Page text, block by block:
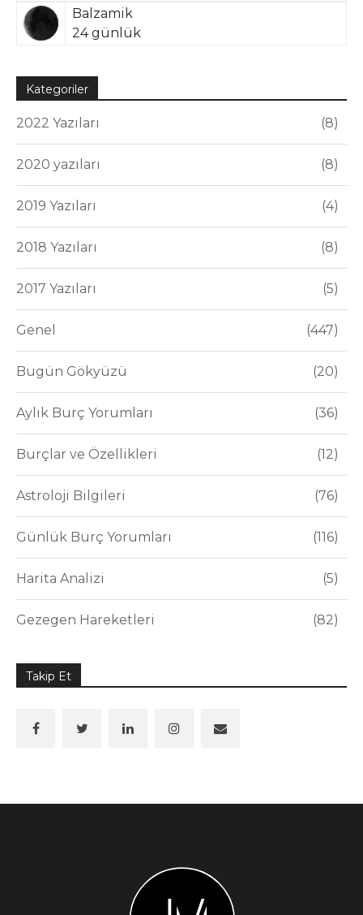
Balzamik
24 günlük
Kategoriler
2022 Yazıları 8
2020 yazıları 8
2019 Yazıları 4
2018 Yazıları 8
2017 Yazıları 5
Genel 447
Bugün Gökyüzü 20
Aylık Burç Yorumları 36
Burçlar ve Özellikleri 12
Astroloji Bilgileri 76
Günlük Burç Yorumları 116
Harita Analizi 5
Gezegen Hareketleri 82
Takip Et